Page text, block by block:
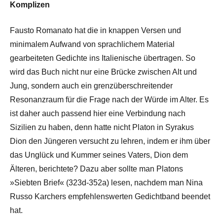
Komplizen
Fausto Romanato hat die in knappen Versen und
minimalem Aufwand von sprachlichem Material
gearbeiteten Gedichte ins Italienische übertragen. So
wird das Buch nicht nur eine Brücke zwischen Alt und
Jung, sondern auch ein grenzüberschreitender
Resonanzraum für die Frage nach der Würde im Alter. Es
ist daher auch passend hier eine Verbindung nach
Sizilien zu haben, denn hatte nicht Platon in Syrakus
Dion den Jüngeren versucht zu lehren, indem er ihm über
das Unglück und Kummer seines Vaters, Dion dem
Älteren, berichtete? Dazu aber sollte man Platons
»Siebten Brief« (323d-352a) lesen, nachdem man Nina
Russo Karchers empfehlenswerten Gedichtband beendet
hat.